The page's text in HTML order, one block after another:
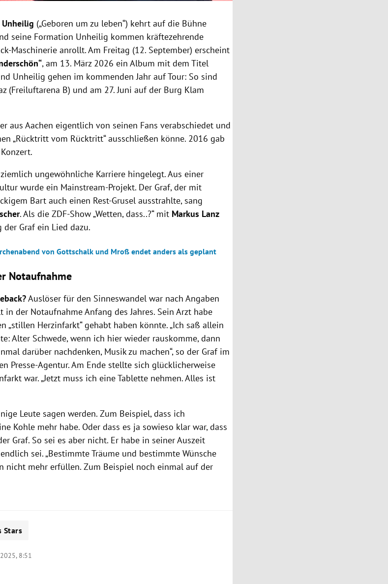
Unheilig („Geboren um zu leben“) kehrt auf die Bühne
seine Formation Unheilig kommen kräftezehrende
Maschinerie anrollt. Am Freitag (12. September) erscheint
, am 13. März 2026 ein Album mit dem Titel
Unheilig gehen im kommenden Jahr auf Tour: So sind
(Freiluftarena B) und am 27. Juni auf der Burg Klam
aus Aachen eigentlich von seinen Fans verabschiedet und
„Rücktritt vom Rücktritt“ ausschließen könne. 2016 gab
ungewöhnliche Karriere hingelegt. Aus einer
wurde ein Mainstream-Projekt. Der Graf, der mit
Bart auch einen Rest-Grusel ausstrahlte, sang
. Als die ZDF-Show „Wetten, dass..?“ mit Markus Lanz
Graf ein Lied dazu.
von Gottschalk und Mroß endet anders als geplant
Notaufnahme
Auslöser für den Sinneswandel war nach Angaben
in der Notaufnahme Anfang des Jahres. Sein Arzt habe
„stillen Herzinfarkt“ gehabt haben könnte. „Ich saß allein
Alter Schwede, wenn ich hier wieder rauskomme, dann
darüber nachdenken, Musik zu machen“, so der Graf im
Presse-Agentur. Am Ende stellte sich glücklicherweise
war. „Jetzt muss ich eine Tablette nehmen. Alles ist
Leute sagen werden. Zum Beispiel, dass ich
Kohle mehr habe. Oder dass es ja sowieso klar war, dass
Graf. So sei es aber nicht. Er habe in seiner Auszeit
sei. „Bestimmte Träume und bestimmte Wünsche
nicht mehr erfüllen. Zum Beispiel noch einmal auf der
Stars
8:51